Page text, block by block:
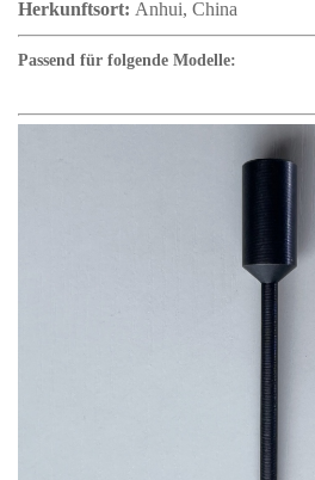
Herkunftsort: Anhui, China
Passend für folgende Modelle: